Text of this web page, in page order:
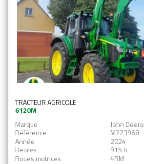
TRACTEUR AGRICOLE
6120M
Marque
John Deere
Référence
M223968
Année
2024
Heures
915 h
Roues motrices
4RM